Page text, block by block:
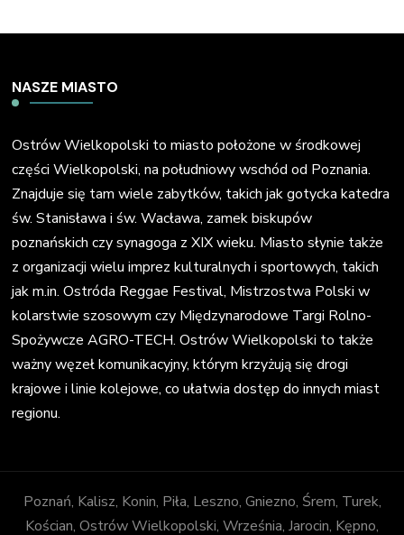
NASZE MIASTO
Ostrów Wielkopolski to miasto położone w środkowej
części Wielkopolski, na południowy wschód od Poznania.
Znajduje się tam wiele zabytków, takich jak gotycka katedra
św. Stanisława i św. Wacława, zamek biskupów
poznańskich czy synagoga z XIX wieku. Miasto słynie także
z organizacji wielu imprez kulturalnych i sportowych, takich
jak m.in. Ostróda Reggae Festival, Mistrzostwa Polski w
kolarstwie szosowym czy Międzynarodowe Targi Rolno-
Spożywcze AGRO-TECH. Ostrów Wielkopolski to także
ważny węzeł komunikacyjny, którym krzyżują się drogi
krajowe i linie kolejowe, co ułatwia dostęp do innych miast
regionu.
Poznań, Kalisz, Konin, Piła, Leszno, Gniezno, Śrem, Turek,
Kościan, Ostrów Wielkopolski, Września, Jarocin, Kępno,